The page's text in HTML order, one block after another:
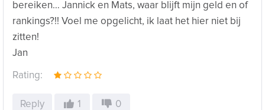
bereiken… Jannick en Mats, waar blijft mijn geld en of
rankings?!! Voel me opgelicht, ik laat het hier niet bij
zitten!
Jan
Rating:
Reply 1 0